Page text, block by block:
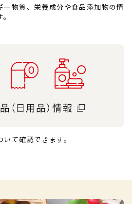
ー物質、栄養成分や食品添加物の情
て確認できます。